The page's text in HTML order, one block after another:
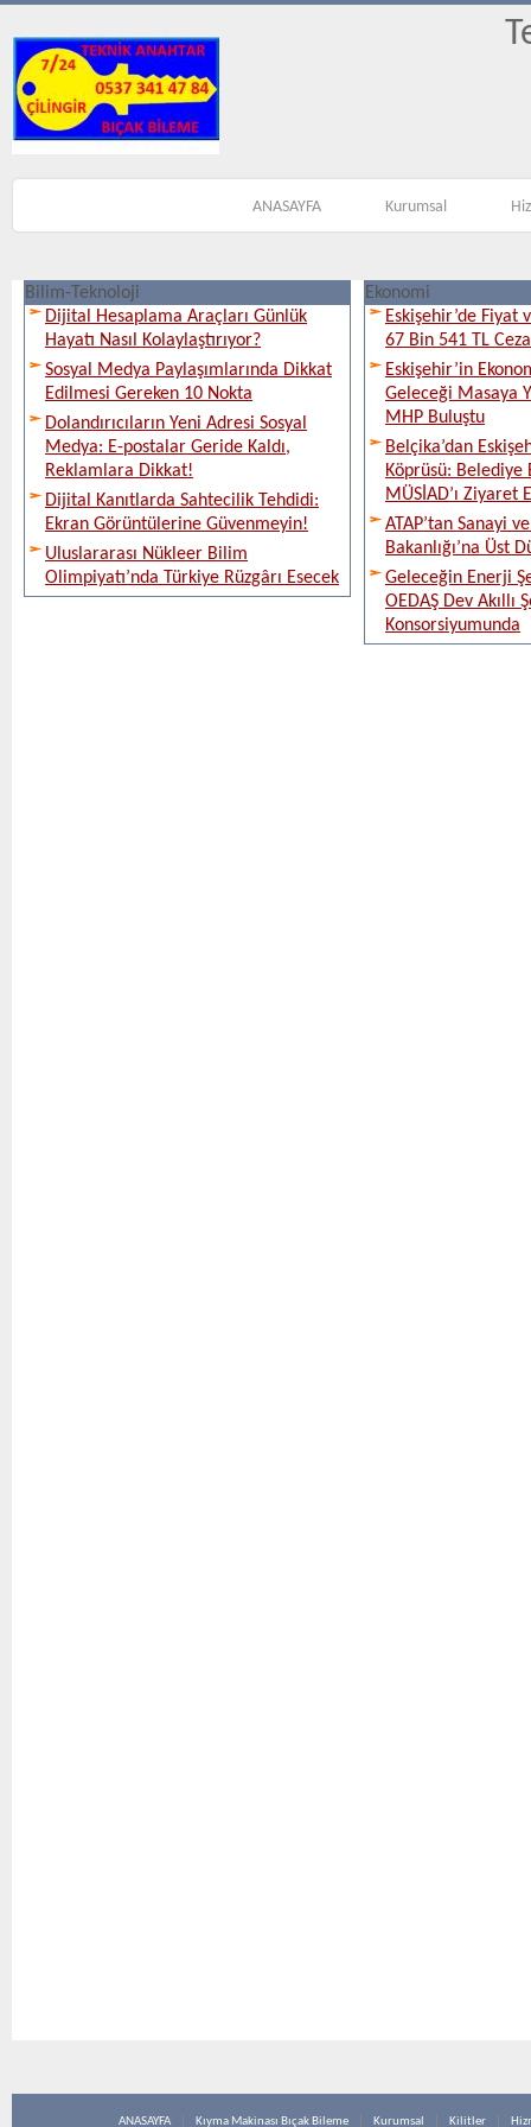
ANASAYFA Kurumsal
Bilim-Teknoloji
Dijital Hesaplama Araçları Günlük
Hayatı Nasıl Kolaylaştırıyor?
Sosyal Medya Paylaşımlarında Dikkat
Edilmesi Gereken 10 Nokta
Dolandırıcıların Yeni Adresi Sosyal
Medya: E-postalar Geride Kaldı,
Reklamlara Dikkat!
Dijital Kanıtlarda Sahtecilik Tehdidi:
Ekran Görüntülerine Güvenmeyin!
Uluslararası Nükleer Bilim
Olimpiyatı’nda Türkiye Rüzgârı Esecek
Ekonomi
Eskişehir’de Fiyat
67 Bin 541 TL
Eskişehir’in
Geleceği Masaya
MHP Buluştu
Belçika’dan
Köprüsü: Belediye
MÜSİAD’ı Ziyaret
ATAP’tan Sanayi
Bakanlığı’na Üst
Geleceğin Enerji
OEDAŞ Dev Akıllı
Konsorsiyumunda
ANASAYFA Kıyma Makinası Bıçak Bileme Kurumsal Kilitler